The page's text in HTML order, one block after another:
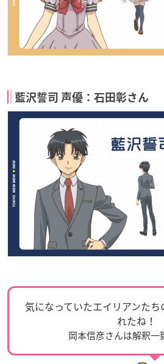
藍沢誓司 声優：石田彰さん
気になっていたエイリアンた
れたね！
岡本信彦さんは解釈